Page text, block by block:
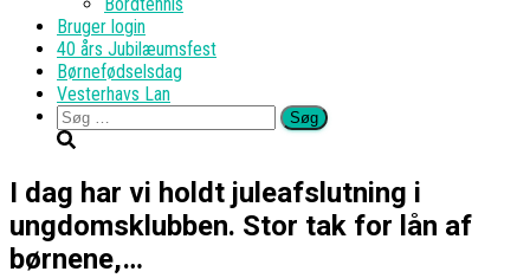
Bruger login
40 års Jubilæumsfest
Børnefødselsdag
Vesterhavs Lan
Søg
efter:
I dag har vi holdt juleafslutning i
ungdomsklubben. Stor tak for lån af
børnene,…